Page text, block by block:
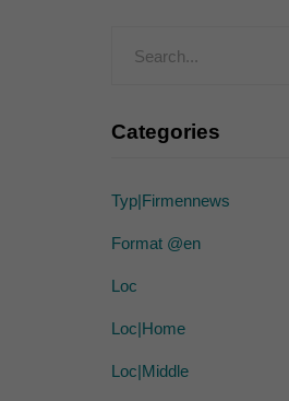
Categories
Typ|Firmennews
Format @en
Loc
Loc|Home
Loc|Middle